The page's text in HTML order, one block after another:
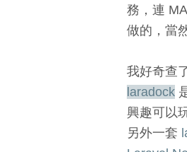
務，連
做的，當
我好奇查
laradock
興趣可以
另外一套